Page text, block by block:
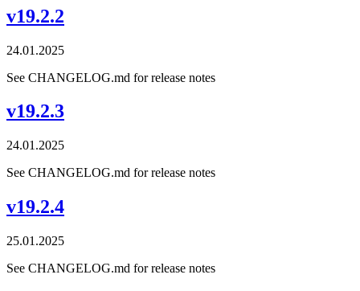
v19.2.2
24.01.2025
See CHANGELOG.md for release notes
v19.2.3
24.01.2025
See CHANGELOG.md for release notes
v19.2.4
25.01.2025
See CHANGELOG.md for release notes